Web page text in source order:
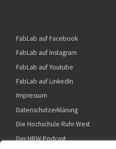
FabLab auf Facebook
FabLab auf Instagram
FabLab auf Youtube
FabLab auf LinkedIn
Impressum
Datenschutzerklärung
Die Hochschule Ruhr West
Der HRW Podcast